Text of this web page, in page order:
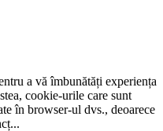
a vă îmbunătăți experiența
cookie-urile care sunt
în browser-ul dvs., deoarece
...